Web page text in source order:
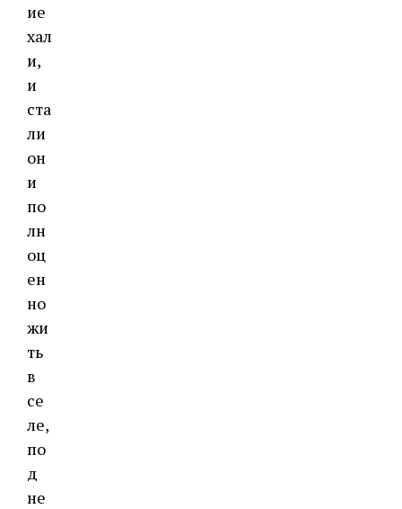
ие
хал
и,
и
ста
ли
он
и
по
лн
оц
ен
но
жи
ть
в
се
ле,
по
д
не